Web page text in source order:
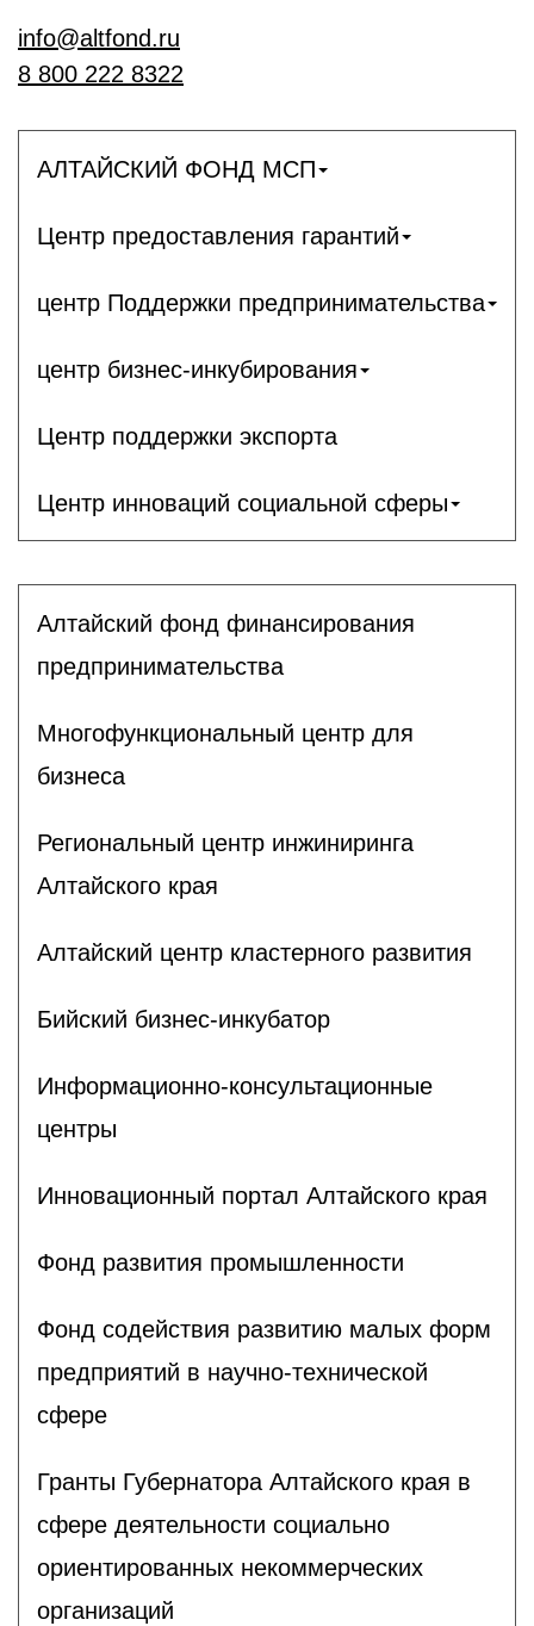
info@altfond.ru
8 800 222 8322
АЛТАЙСКИЙ ФОНД МСП
Центр предоставления гарантий
центр Поддержки предпринимательства
центр бизнес-инкубирования
Центр поддержки экспорта
Центр инноваций социальной сферы
Алтайский фонд финансирования
предпринимательства
Многофункциональный центр для
бизнеса
Региональный центр инжиниринга
Алтайского края
Алтайский центр кластерного развития
Бийский бизнес-инкубатор
Информационно-консультационные
центры
Инновационный портал Алтайского края
Фонд развития промышленности
Фонд содействия развитию малых форм
предприятий в научно-технической
сфере
Гранты Губернатора Алтайского края в
сфере деятельности социально
ориентированных некоммерческих
организаций